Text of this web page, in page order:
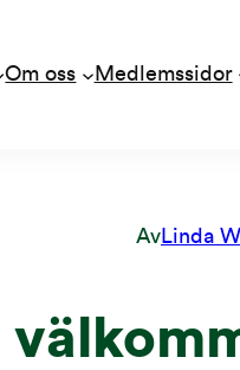
Om oss Medlemssidor
AvLinda